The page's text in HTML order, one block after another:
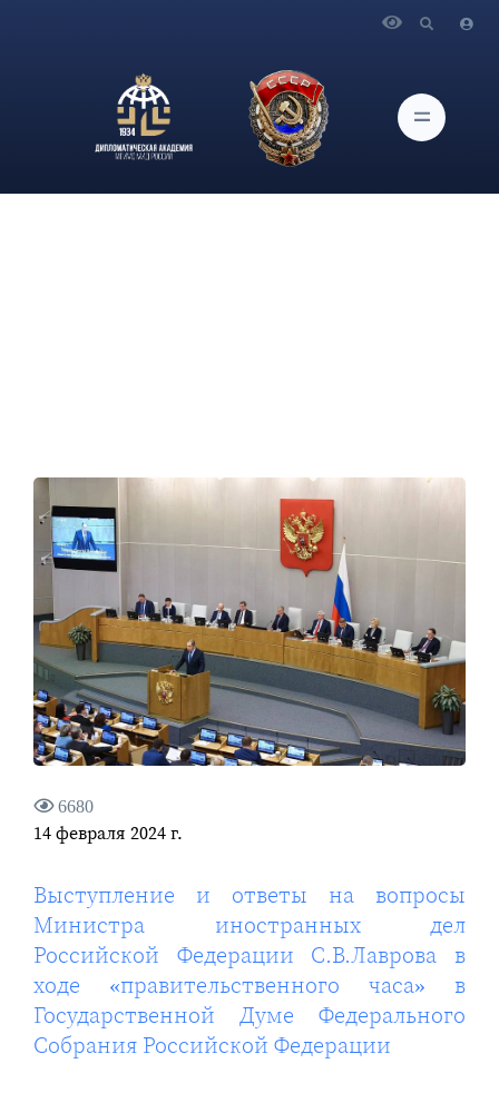
дел Российской Федерации С.В.Лаврова в ходе
«правительственного часа» в Государственной Думе
Федерального Собрания Российской Федерации
6680
14 февраля 2024 г.
Выступление и ответы на вопросы
Министра иностранных дел
Российской Федерации С.В.Лаврова в
ходе «правительственного часа» в
Государственной Думе Федерального
Собрания Российской Федерации